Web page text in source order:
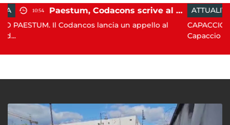
Paestum, Codacons scrive al ministro Giuli: "Rilanciare scavi dell'Anfiteatro nell'area archeologica"
lancia un appello al
ATTUALITÀ 15:05
CAPACCIO PAESTUM.